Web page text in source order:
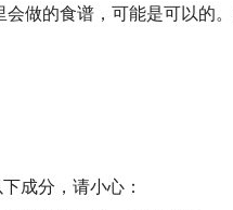
做的食谱，可能是可以的
成分，请小心：